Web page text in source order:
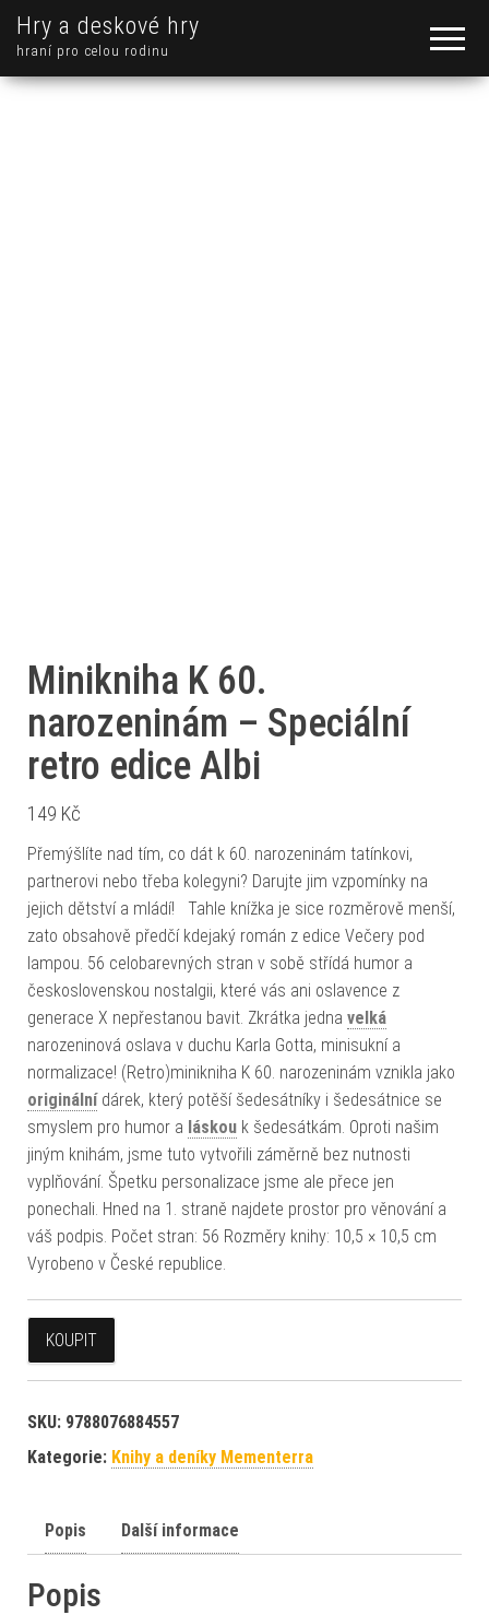
Hry a deskové hry
hraní pro celou rodinu
Minikniha K 60.
narozeninám – Speciální
retro edice Albi
149 Kč
Přemýšlíte nad tím, co dát k 60. narozeninám tatínkovi,
partnerovi nebo třeba kolegyni? Darujte jim vzpomínky na
jejich dětství a mládí! Tahle knížka je sice rozměrově menší,
zato obsahově předčí kdejaký román z edice Večery pod
lampou. 56 celobarevných stran v sobě střídá humor a
československou nostalgii, které vás ani oslavence z
generace X nepřestanou bavit. Zkrátka jedna velká
narozeninová oslava v duchu Karla Gotta, minisukní a
normalizace! (Retro)minikniha K 60. narozeninám vznikla jako
originálnídárek, který potěší šedesátníky i šedesátnice se
smyslem pro humor a láskou k šedesátkám. Oproti našim
jiným knihám, jsme tuto vytvořili záměrně bez nutnosti
vyplňování. Špetku personalizace jsme ale přece jen
ponechali. Hned na 1. straně najdete prostor pro věnování a
váš podpis. Počet stran: 56 Rozměry knihy: 10,5 × 10,5 cm
Vyrobeno v České republice.
KOUPIT
SKU: 9788076884557
Kategorie: Knihy a deníky Mementerra
Popis Další informace
Popis